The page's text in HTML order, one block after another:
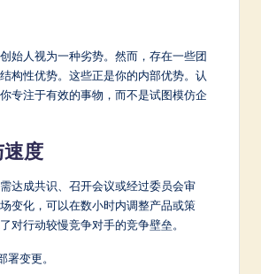
始人视为一种劣势。然而，存在一些团
构性优势。这些正是你的内部优势。认
专注于有效的事物，而不是试图模仿企
速度
达成共识、召开会议或经过委员会审
变化，可以在数小时内调整产品或策
对行动较慢竞争对手的竞争壁垒。
署变更。